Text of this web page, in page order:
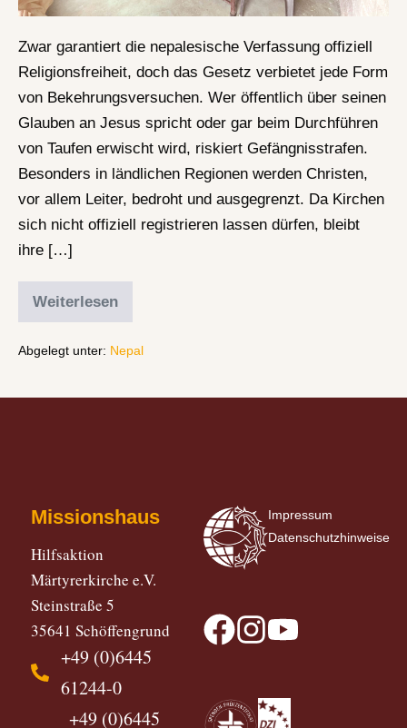
Zwar garantiert die nepalesische Verfassung offiziell
Religionsfreiheit, doch das Gesetz verbietet jede Form
von Bekehrungsversuchen. Wer öffentlich über seinen
Glauben an Jesus spricht oder gar beim Durchführen
von Taufen erwischt wird, riskiert Gefängnisstrafen.
Besonders in ländlichen Regionen werden Christen,
vor allem Leiter, bedroht und ausgegrenzt. Da Kirchen
sich nicht offiziell registrieren lassen dürfen, bleibt
ihre […]
Weiterlesen
Abgelegt unter: Nepal
Missionshaus
Hilfsaktion
Märtyrerkirche e.V.
Steinstraße 5
35641 Schöffengrund
+49 (0)6445
61244-0
+49 (0)6445
Impressum
Datenschutzhinweise